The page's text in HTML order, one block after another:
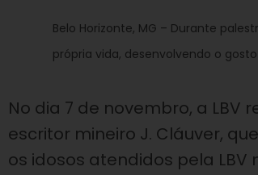
Belo Horizonte, MG – Durante
própria vida, desenvolvendo o
No dia 7 de novembro, a LBV
escritor mineiro J. Cláuver,
os idosos atendidos pela LBV